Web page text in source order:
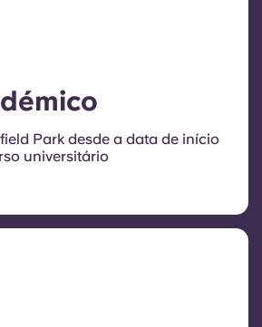
Park desde a data de início
universitário